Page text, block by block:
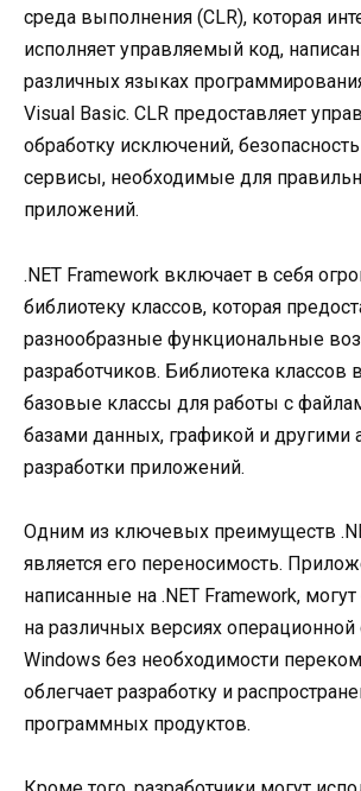
среда выполнения (CLR), которая
исполняет управляемый код,
различных языках
Visual Basic. CLR предоставляет
обработку исключений,
сервисы, необходимые для
приложений.
.NET Framework включает в себя
библиотеку классов, которая
разнообразные функциональные
разработчиков. Библиотека классов
базовые классы для работы с
базами данных, графикой и другими
разработки приложений.
Одним из ключевых преимуществ
является его переносимость.
написанные на .NET Framework,
на различных версиях
Windows без необходимости
облегчает разработку и
программных продуктов.